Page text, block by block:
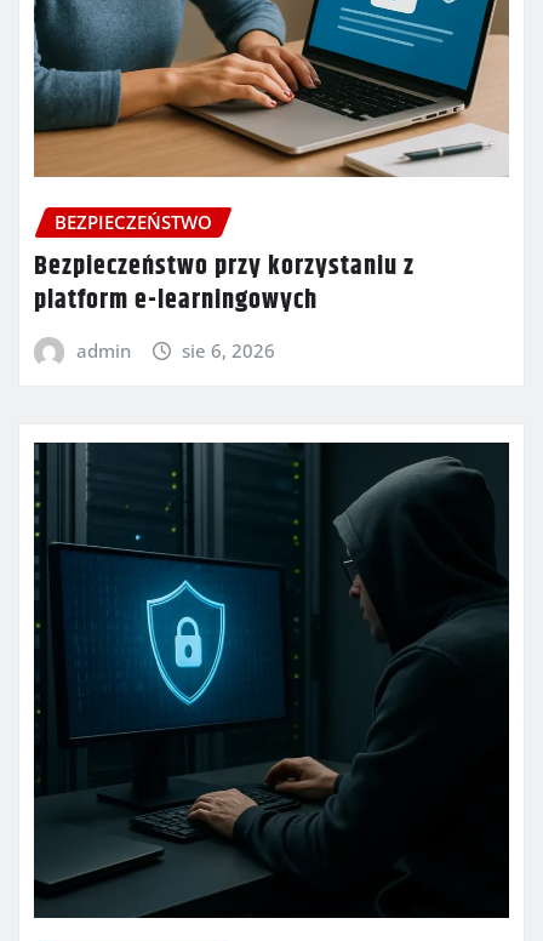
BEZPIECZEŃSTWO
Bezpieczeństwo przy korzystaniu z
platform e-learningowych
admin sie 6, 2026